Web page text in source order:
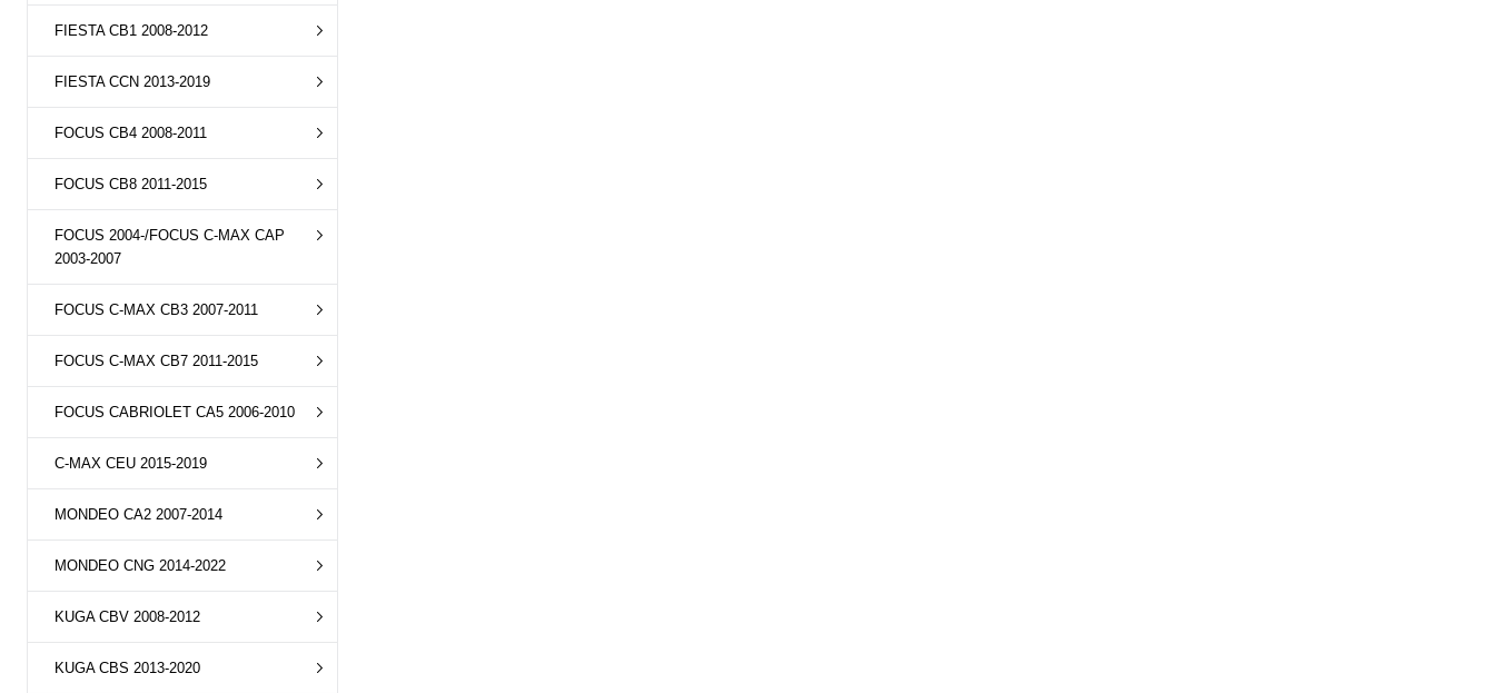
FIESTA CB1 2008-2012
FIESTA CCN 2013-2019
FOCUS CB4 2008-2011
FOCUS CB8 2011-2015
FOCUS 2004-/FOCUS C-MAX CAP
2003-2007
FOCUS C-MAX CB3 2007-2011
FOCUS C-MAX CB7 2011-2015
FOCUS CABRIOLET CA5 2006-2010
C-MAX CEU 2015-2019
MONDEO CA2 2007-2014
MONDEO CNG 2014-2022
KUGA CBV 2008-2012
KUGA CBS 2013-2020